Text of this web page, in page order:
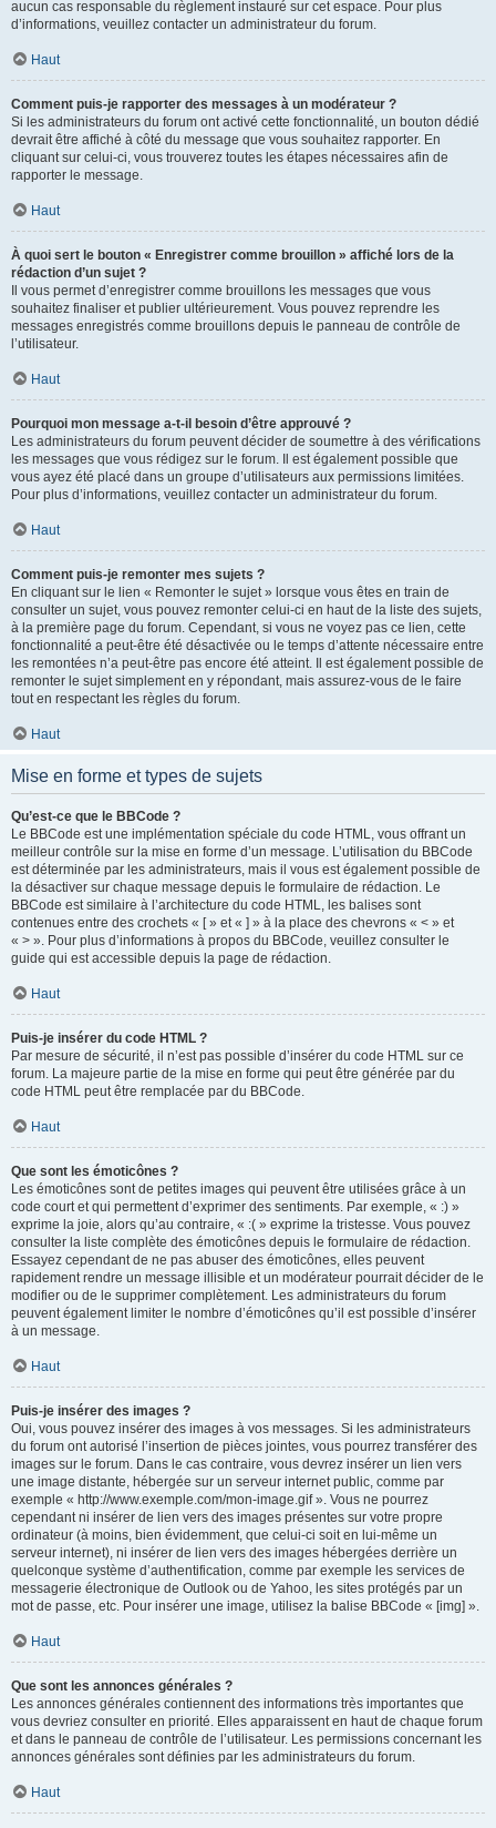
aucun cas responsable du règlement instauré sur cet espace. Pour plus
d’informations, veuillez contacter un administrateur du forum.
Haut
Comment puis-je rapporter des messages à un modérateur ?
Si les administrateurs du forum ont activé cette fonctionnalité, un bouton dédié
devrait être affiché à côté du message que vous souhaitez rapporter. En
cliquant sur celui-ci, vous trouverez toutes les étapes nécessaires afin de
rapporter le message.
Haut
À quoi sert le bouton « Enregistrer comme brouillon » affiché lors de la
rédaction d’un sujet ?
Il vous permet d’enregistrer comme brouillons les messages que vous
souhaitez finaliser et publier ultérieurement. Vous pouvez reprendre les
messages enregistrés comme brouillons depuis le panneau de contrôle de
l’utilisateur.
Haut
Pourquoi mon message a-t-il besoin d’être approuvé ?
Les administrateurs du forum peuvent décider de soumettre à des vérifications
les messages que vous rédigez sur le forum. Il est également possible que
vous ayez été placé dans un groupe d’utilisateurs aux permissions limitées.
Pour plus d’informations, veuillez contacter un administrateur du forum.
Haut
Comment puis-je remonter mes sujets ?
En cliquant sur le lien « Remonter le sujet » lorsque vous êtes en train de
consulter un sujet, vous pouvez remonter celui-ci en haut de la liste des sujets,
à la première page du forum. Cependant, si vous ne voyez pas ce lien, cette
fonctionnalité a peut-être été désactivée ou le temps d’attente nécessaire entre
les remontées n’a peut-être pas encore été atteint. Il est également possible de
remonter le sujet simplement en y répondant, mais assurez-vous de le faire
tout en respectant les règles du forum.
Haut
Mise en forme et types de sujets
Qu’est-ce que le BBCode ?
Le BBCode est une implémentation spéciale du code HTML, vous offrant un
meilleur contrôle sur la mise en forme d’un message. L’utilisation du BBCode
est déterminée par les administrateurs, mais il vous est également possible de
la désactiver sur chaque message depuis le formulaire de rédaction. Le
BBCode est similaire à l’architecture du code HTML, les balises sont
contenues entre des crochets « [ » et « ] » à la place des chevrons « < » et
« > ». Pour plus d’informations à propos du BBCode, veuillez consulter le
guide qui est accessible depuis la page de rédaction.
Haut
Puis-je insérer du code HTML ?
Par mesure de sécurité, il n’est pas possible d’insérer du code HTML sur ce
forum. La majeure partie de la mise en forme qui peut être générée par du
code HTML peut être remplacée par du BBCode.
Haut
Que sont les émoticônes ?
Les émoticônes sont de petites images qui peuvent être utilisées grâce à un
code court et qui permettent d’exprimer des sentiments. Par exemple, « :) »
exprime la joie, alors qu’au contraire, « :( » exprime la tristesse. Vous pouvez
consulter la liste complète des émoticônes depuis le formulaire de rédaction.
Essayez cependant de ne pas abuser des émoticônes, elles peuvent
rapidement rendre un message illisible et un modérateur pourrait décider de le
modifier ou de le supprimer complètement. Les administrateurs du forum
peuvent également limiter le nombre d’émoticônes qu’il est possible d’insérer
à un message.
Haut
Puis-je insérer des images ?
Oui, vous pouvez insérer des images à vos messages. Si les administrateurs
du forum ont autorisé l’insertion de pièces jointes, vous pourrez transférer des
images sur le forum. Dans le cas contraire, vous devrez insérer un lien vers
une image distante, hébergée sur un serveur internet public, comme par
exemple « http://www.exemple.com/mon-image.gif ». Vous ne pourrez
cependant ni insérer de lien vers des images présentes sur votre propre
ordinateur (à moins, bien évidemment, que celui-ci soit en lui-même un
serveur internet), ni insérer de lien vers des images hébergées derrière un
quelconque système d’authentification, comme par exemple les services de
messagerie électronique de Outlook ou de Yahoo, les sites protégés par un
mot de passe, etc. Pour insérer une image, utilisez la balise BBCode « [img] ».
Haut
Que sont les annonces générales ?
Les annonces générales contiennent des informations très importantes que
vous devriez consulter en priorité. Elles apparaissent en haut de chaque forum
et dans le panneau de contrôle de l’utilisateur. Les permissions concernant les
annonces générales sont définies par les administrateurs du forum.
Haut